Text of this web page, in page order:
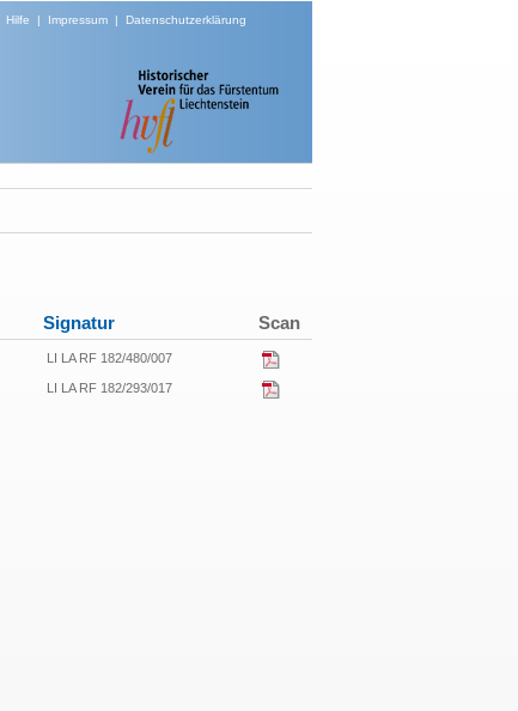
Hilfe | Impressum| Datenschutzerklärung
Signatur Scan
LI LA RF 182/480/007
LI LA RF 182/293/017